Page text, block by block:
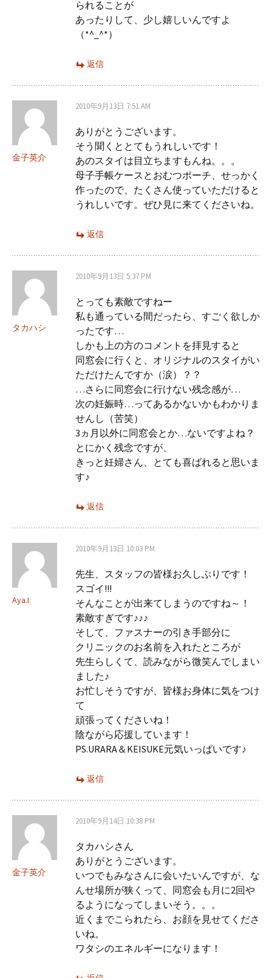
られることが
あったりして、少し嬉しいんですよ
（*^_^*）
返信
金子英介
2010年9月13日 7:51 AM
ありがとうございます。
そう聞くととてもうれしいです！
あのスタイは目立ちますもんね。。。
母子手帳ケースとおむつポーチ、せっかく
作ったので、たくさん使っていただけると
うれしいです。ぜひ見に来てくださいね。
返信
タカハシ
2010年9月13日 5:37 PM
とっても素敵ですねー
私も通っている間だったら、すごく欲しか
ったです…
しかも上の方のコメントを拝見すると
同窓会に行くと、オリジナルのスタイがい
ただけたんですか（涙）？？
…さらに同窓会に行けない残念感が…
次の妊娠時…ってあるかないかもわかりま
せんし（苦笑）
3ヵ月以外に同窓会とか…ないですよね？
とにかく残念ですが、
きっと妊婦さん、とても喜ばれると思いま
す♪
返信
Aya.I
2010年9月13日 10:03 PM
先生、スタッフの皆様お久しぶりです！
スゴイ!!!
そんなことが出来てしまうのですね～！
素敵すぎです♪♪♪
そして、ファスナーの引き手部分に
クリニックのお名前を入れたところが
先生らしくて、読みながら微笑んでしまい
ました♪
お忙しそうですが、皆様お身体に気をつけ
て
頑張ってくださいね！
陰ながら応援しています！
PS.URARA＆KEISUKE元気いっぱいです♪
返信
金子英介
2010年9月14日 10:38 PM
タカハシさん
ありがとうございます。
いつでもみなさんに会いたいんですが、な
んせ場所が狭くって、同窓会も月に2回や
るようになってしまいそう。。。
近くまでこられたら、お顔を見せてくださ
いね。
ワタシのエネルギーになります！